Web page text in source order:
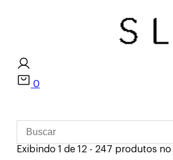
0
Exibindo 1 de 12 - 247 produtos no